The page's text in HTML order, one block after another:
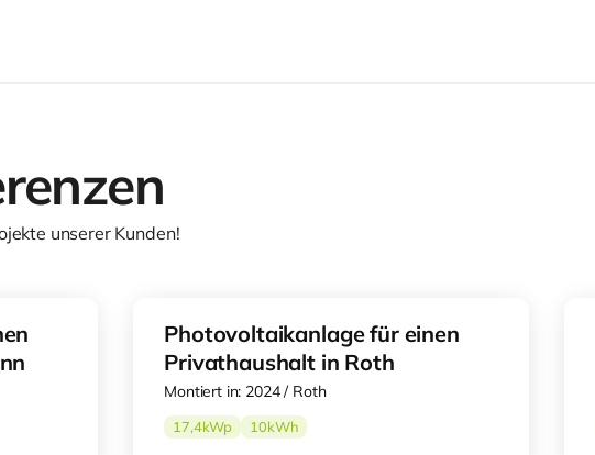
unserer Kunden!
Photovoltaikanlage für einen
Privathaushalt in Roth
Montiert in: 2024 / Roth
17,4kWp 10kWh